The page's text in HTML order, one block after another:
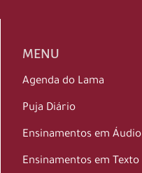
MENU
Agenda do Lama
Puja Diário
Ensinamentos em Áudio
Ensinamentos em Texto